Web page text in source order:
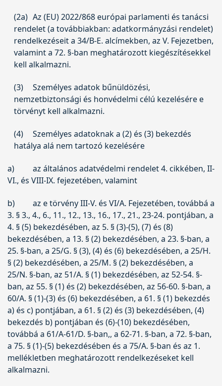
(2a) Az (EU) 2022/868 európai parlamenti és tanácsi
rendelet (a továbbiakban: adatkormányzási rendelet)
rendelkezéseit a 34/B-E. alcímekben, az V. Fejezetben,
valamint a 72. §-ban meghatározott kiegészítésekkel
kell alkalmazni.
(3)
Személyes adatok bűnüldözési,
nemzetbiztonsági és honvédelmi célú kezelésére e
törvényt kell alkalmazni.
(4)
Személyes adatoknak a (2) és (3) bekezdés
hatálya alá nem tartozó kezelésére
a)
az általános adatvédelmi rendelet 4. cikkében, II-
VI., és VIII-IX. fejezetében, valamint
b)
az e törvény III-V. és VI/A. Fejezetében, továbbá a
3. § 3., 4., 6., 11., 12., 13., 16., 17., 21., 23-24. pontjában, a
4. § (5) bekezdésében, az 5. § (3)-(5), (7) és (8)
bekezdésében, a 13. § (2) bekezdésében, a 23. §-ban, a
25. §-ban, a 25/G. § (3), (4) és (6) bekezdésében, a 25/H.
§ (2) bekezdésében, a 25/M. § (2) bekezdésében, a
25/N. §-ban, az 51/A. § (1) bekezdésében, az 52-54. §-
ban, az 55. § (1) és (2) bekezdésében, az 56-60. §-ban, a
60/A. § (1)-(3) és (6) bekezdésében, a 61. § (1) bekezdés
a) és c) pontjában, a 61. § (2) és (3) bekezdésében, (4)
bekezdés b) pontjában és (6)-(10) bekezdésében,
továbbá a 61/A-61/D. §-ban,, a 62-71. §-ban, a 72. §-ban,
a 75. § (1)-(5) bekezdésében és a 75/A. §-ban és az 1.
mellékletben meghatározott rendelkezéseket kell
alkalmazni.